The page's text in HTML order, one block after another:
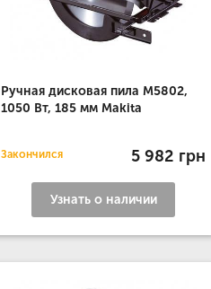
Ручная дисковая пила M5802,
1050 Вт, 185 мм Makita
Закончился 5 982 грн
Узнать о наличии